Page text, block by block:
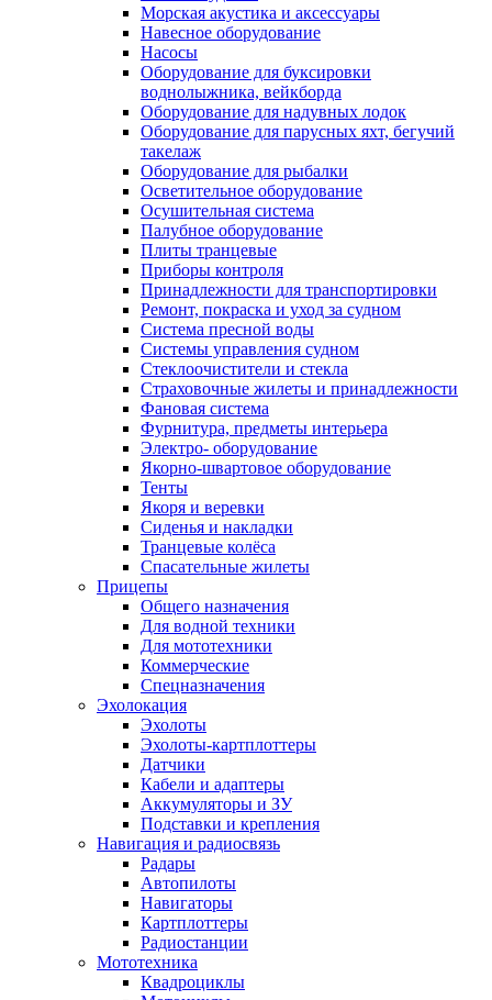
Морская акустика и аксессуары
Навесное оборудование
Насосы
Оборудование для буксировки
воднолыжника, вейкборда
Оборудование для надувных лодок
Оборудование для парусных яхт, бегучий
такелаж
Оборудование для рыбалки
Осветительное оборудование
Осушительная система
Палубное оборудование
Плиты транцевые
Приборы контроля
Принадлежности для транспортировки
Ремонт, покраска и уход за судном
Система пресной воды
Системы управления судном
Стеклоочистители и стекла
Страховочные жилеты и принадлежности
Фановая система
Фурнитура, предметы интерьера
Электро- оборудование
Якорно-швартовое оборудование
Тенты
Якоря и веревки
Сиденья и накладки
Транцевые колёса
Спасательные жилеты
Прицепы
Общего назначения
Для водной техники
Для мототехники
Коммерческие
Спецназначения
Эхолокация
Эхолоты
Эхолоты-картплоттеры
Датчики
Кабели и адаптеры
Аккумуляторы и ЗУ
Подставки и крепления
Навигация и радиосвязь
Радары
Автопилоты
Навигаторы
Картплоттеры
Радиостанции
Мототехника
Квадроциклы